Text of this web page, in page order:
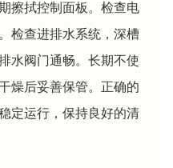
擦拭控制面板。检查电
检查进排水系统，深槽
水阀门通畅。长期不使
燥后妥善保管。正确的
定运行，保持良好的清